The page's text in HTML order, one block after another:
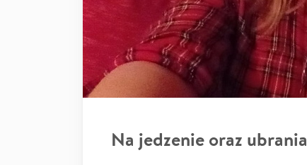
Na jedzenie oraz ubrania